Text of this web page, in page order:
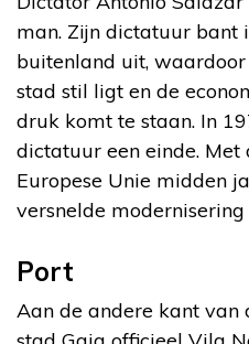
man. Zijn dictatuur bant
buitenland uit,
stad stil ligt en de
druk komt te staan. In
dictatuur een einde.
Europese Unie midden
versnelde modernisering
Port
Aan de andere kant